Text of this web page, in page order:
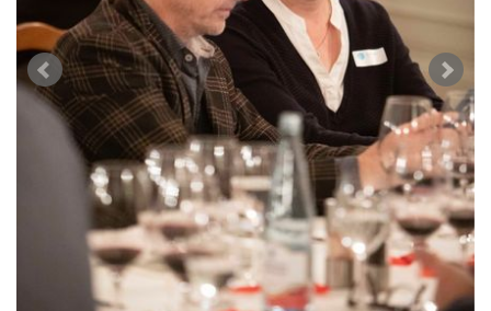
ABO
AUSGABE
ARCHIV
VORTEILSWELT
BÜCHER
WEINSZENE
PORTRAITS
VINOPHILES
ARCHIV
ANMELDEN
AWARDS
GEWINNSPIELE
VORTEILSWELT
TRINKREIFETABELLE
WEINSUCHE
NEWSLETTER
WINE TRADE CLUB